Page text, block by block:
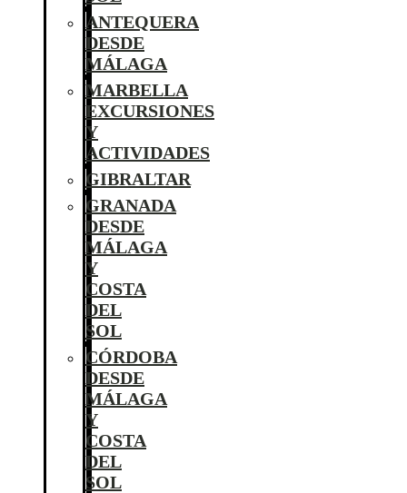
ANTEQUERA
DESDE
MÁLAGA
MARBELLA
EXCURSIONES
Y
ACTIVIDADES
GIBRALTAR
GRANADA
DESDE
MÁLAGA
Y
COSTA
DEL
SOL
CÓRDOBA
DESDE
MÁLAGA
Y
COSTA
DEL
SOL